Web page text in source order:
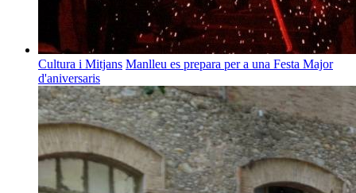
Cultura i Mitjans Manlleu es prepara per a una Festa Major
d'aniversaris